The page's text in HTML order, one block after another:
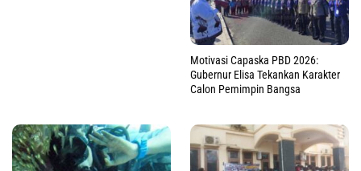
Motivasi Capaska PBD 2026:
Gubernur Elisa Tekankan Karakter
Calon Pemimpin Bangsa